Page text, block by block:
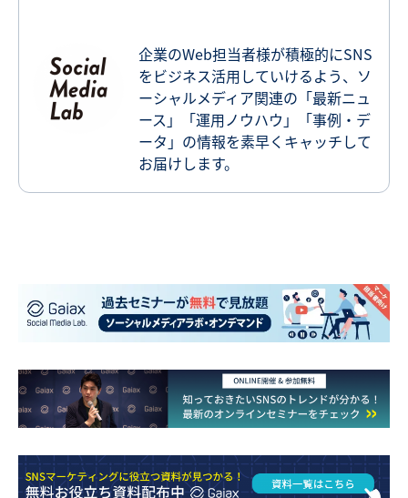
企業のWeb担当者様が積極的にSNS
をビジネス活用していけるよう、ソ
ーシャルメディア関連の「最新ニュ
ース」「運用ノウハウ」「事例・デ
ータ」の情報を素早くキャッチして
お届けします。